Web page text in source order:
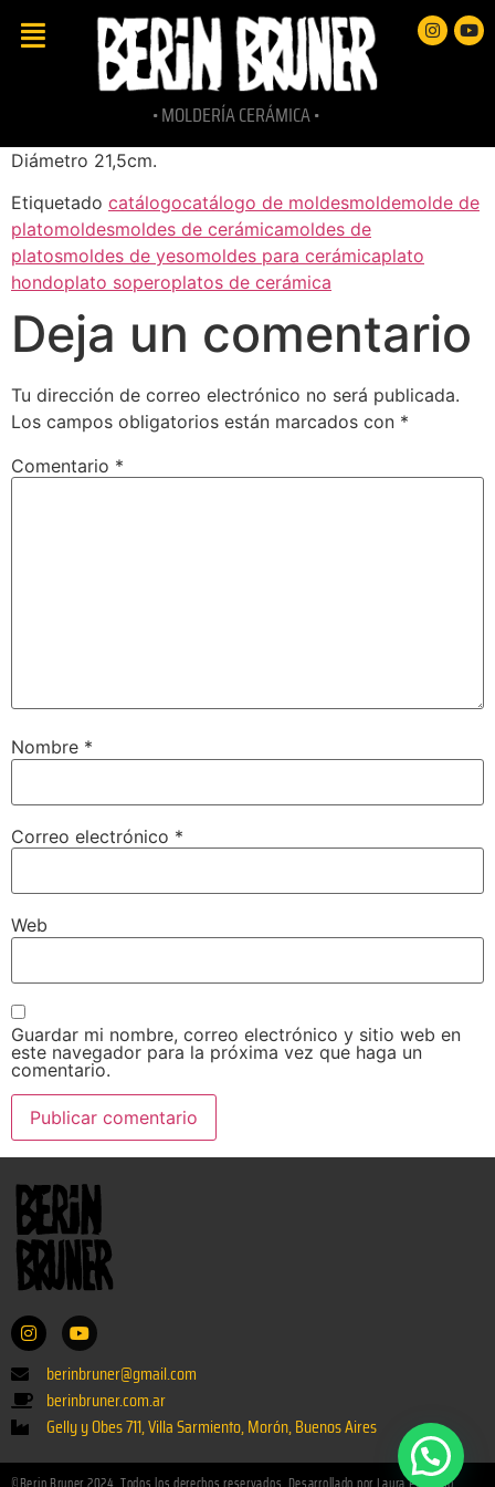
• MOLDERÍA CERÁMICA •
Diámetro 21,5cm.
Etiquetado catálogocatálogo de moldesmoldemolde de
platomoldesmoldes de cerámicamoldes de
platosmoldes de yesomoldes para cerámicaplato
hondoplato soperoplatos de cerámica
Deja un comentario
Tu dirección de correo electrónico no será publicada.
Los campos obligatorios están marcados con *
Comentario *
Nombre *
Correo electrónico *
Web
Guardar mi nombre, correo electrónico y sitio web en
este navegador para la próxima vez que haga un
comentario.
berinbruner@gmail.com
berinbruner.com.ar
Gelly y Obes 711, Villa Sarmiento, Morón, Buenos Aires